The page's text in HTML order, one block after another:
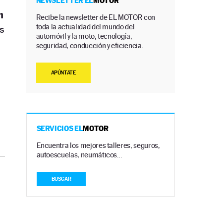
Recibe la newsletter de EL MOTOR con
toda la actualidad del mundo del
automóvil y la moto, tecnología,
seguridad, conducción y eficiencia.
APÚNTATE
SERVICIOS ELMOTOR
Encuentra los mejores talleres, seguros,
autoescuelas, neumáticos…
BUSCAR